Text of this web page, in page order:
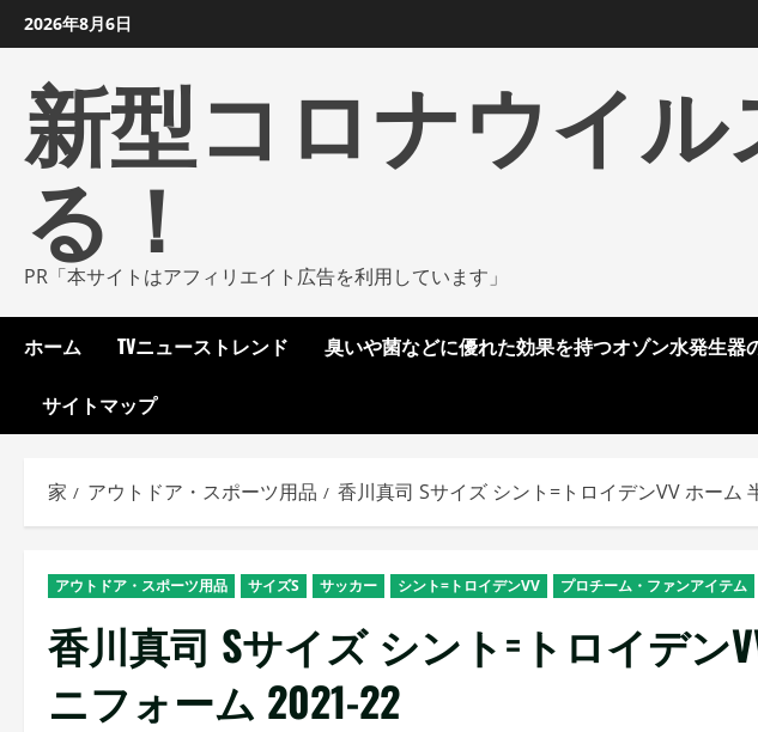
ン
2026年8月6日
新型コロナウイ
る！
PR「本サイトはアフィリエイト広告を利用しています」
ホーム TVニューストレンド 臭いや菌などに優れた効果を持つオゾン水発生器
サイトマップ
家 アウトドア・スポーツ用品 香川真司 Sサイズ シント=トロイデンVV ホーム
アウトドア・スポーツ用品 サイズS サッカー シント=トロイデンVV プロチーム・ファンアイテム
香川真司 Sサイズ シント=トロイデン
ニフォーム 2021-22